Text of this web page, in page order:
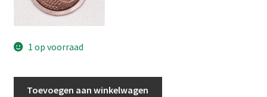
1 op voorraad
Toevoegen aan winkelwagen